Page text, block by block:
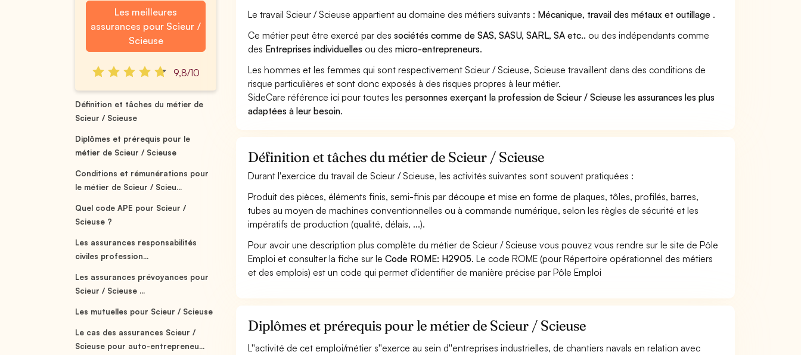
Les meilleures
assurances pour Scieur /
Scieuse
9,8/10
Définition et tâches du métier de
Scieur / Scieuse
Diplômes et prérequis pour le
métier de Scieur / Scieuse
Conditions et rémunérations pour
le métier de Scieur / Scieu...
Quel code APE pour Scieur /
Scieuse ?
Les assurances responsabilités
civiles profession...
Les assurances prévoyances pour
Scieur / Scieuse ...
Les mutuelles pour Scieur / Scieuse
Le cas des assurances Scieur /
Scieuse pour auto-entrepreneu...
Le travail Scieur / Scieuse appartient au domaine des métiers suivants : Mécanique, travail des métaux et outillage .
Ce métier peut être exercé par dessociétés comme de SAS, SASU, SARL, SA etc.. ou des indépendants comme
des Entreprises individuelles ou desmicro-entrepreneurs.
Les hommes et les femmes qui sont respectivement Scieur / Scieuse, Scieuse travaillent dans des conditions de
risque particulières et sont donc exposés à des risques propres à leur métier.
SideCare référence ici pour toutes lespersonnes exerçant la profession de Scieur / Scieuse les assurances les plus
adaptées à leur besoin.
Définition et tâches du métier de Scieur / Scieuse
Durant l'exercice du travail de Scieur / Scieuse, les activités suivantes sont souvent pratiquées :
Produit des pièces, éléments finis, semi-finis par découpe et mise en forme de plaques, tôles, profilés, barres,
tubes au moyen de machines conventionnelles ou à commande numérique, selon les règles de sécurité et les
impératifs de production (qualité, délais, ...).
Pour avoir une description plus complète du métier de Scieur / Scieuse vous pouvez vous rendre sur le site de Pôle
Emploi et consulter la fiche sur leCode ROME: H2905. Le code ROME (pour Répertoire opérationnel des métiers
et des emplois) est un code qui permet d'identifier de manière précise par Pôle Emploi
Diplômes et prérequis pour le métier de Scieur / Scieuse
L''activité de cet emploi/métier s''exerce au sein d''entreprises industrielles, de chantiers navals en relation avec